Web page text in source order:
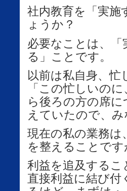
社内教育を「実
ょうか？
必要なことは、「
る」ことです。
以前は私自身、
「この忙しいの
ら後ろの方の席
えていたので、
現在の私の業務は
を整えることで
利益を追及する
直接利益に結び